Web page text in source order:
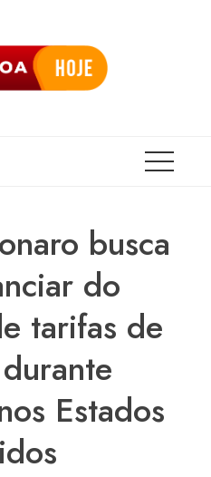
busca
do
tarifas de
Estados